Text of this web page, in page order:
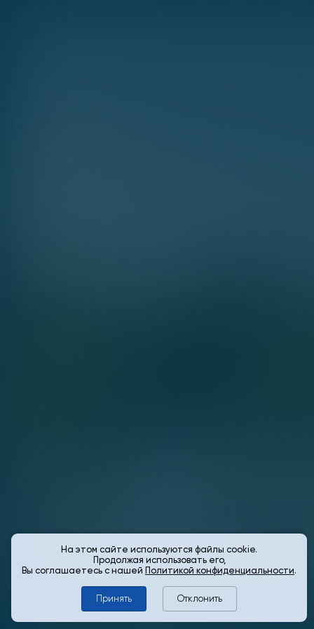
На этом сайте используются файлы cookie.
Продолжая использовать его,
Вы соглашаетесь с нашей Политикой конфиденциальности.
Принять Отклонить